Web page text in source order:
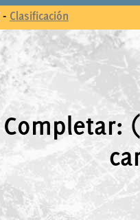
- Clasificación
Completar: